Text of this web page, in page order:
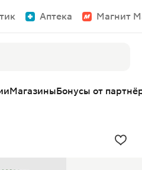
Аптека Магнит
МагазиныБонусы от